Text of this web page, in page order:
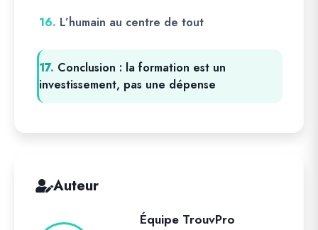
16. L’humain au centre de tout
17. Conclusion : la formation est un
investissement, pas une dépense
Auteur
Équipe TrouvPro